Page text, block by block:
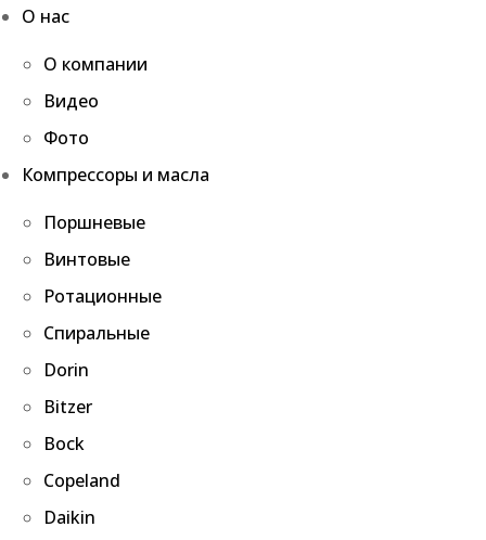
О нас
О компании
Видео
Фото
Компрессоры и масла
Поршневые
Винтовые
Ротационные
Спиральные
Dorin
Bitzer
Bock
Copeland
Daikin